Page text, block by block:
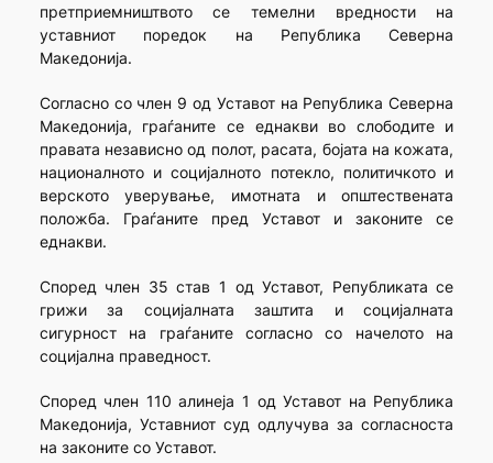
претприемништвото се темелни вредности на
уставниот поредок на Република Северна
Македонија.
Согласно со член 9 од Уставот на Република Северна
Македонија, граѓаните се еднакви во слободите и
правата независно од полот, расата, бојата на кожата,
националното и социјалното потекло, политичкото и
верското уверување, имотната и општествената
положба. Граѓаните пред Уставот и законите се
еднакви.
Според член 35 став 1 од Уставот, Републиката се
грижи за социјалната заштита и социјалната
сигурност на граѓаните согласно со начелото на
социјална праведност.
Според член 110 алинеја 1 од Уставот на Република
Македонија, Уставниот суд одлучува за согласноста
на законите со Уставот.